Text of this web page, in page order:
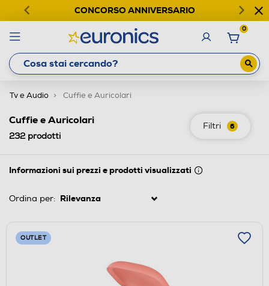
CONCORSO ANNIVERSARIO
0
Tv e Audio Cuffie e Auricolari
Filtri 6
Cuffie e Auricolari
232prodotti
Informazioni sui prezzi e prodotti visualizzati
Ordina per:
OUTLET